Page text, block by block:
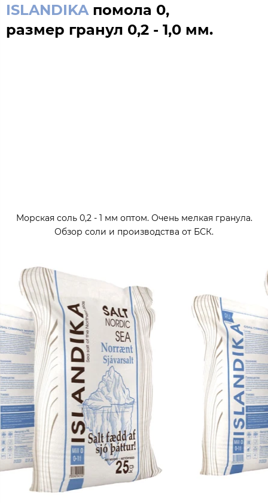
ISLANDIKA помола 0,
размер гранул 0,2 - 1,0 мм.
Морская соль 0,2 - 1 мм оптом. Очень мелкая гранула.
Обзор соли и производства от БСК.